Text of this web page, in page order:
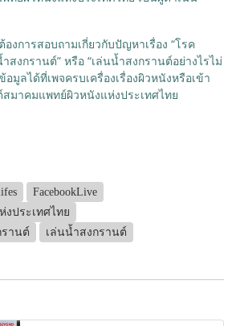
งการสอบถามเกี่ยวกับปัญหาเรื่อง “โรค
สงกรานต์” หรือ “เล่นน้ำสงกรานต์อย่างไรไม่
อมูลได้ที่เพจครบเครื่องเรื่องผิวหนังหรือเข้า
มาคมแพทย์ผิวหนังแห่งประเทศไทย
FacebookLive
ประเทศไทย
านต์
เล่นน้ำสงกรานต์